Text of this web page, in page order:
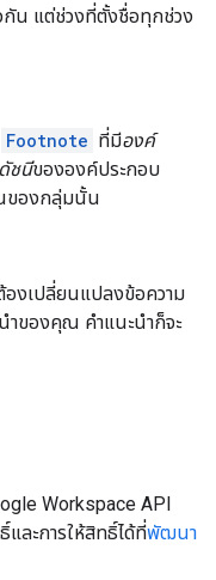
กัน แต่ช่วงที่ตั้งชื่อทุกช่วง
Footnote ที่มีองค์
ดัชนีขององค์ประกอบ
ของกลุ่มนั้น
องเปลี่ยนแปลงข้อความ
ำของคุณ คำแนะนำก็จะ
Workspace API
และการให้สิทธิ์ได้ที่พัฒนา